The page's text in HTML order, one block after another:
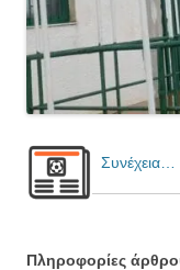
Συνέχεια…
Πληροφορίες